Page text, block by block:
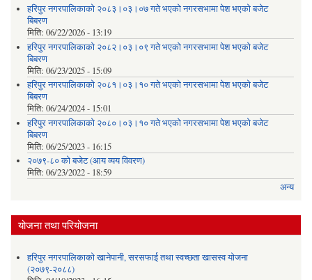
हरिपुर नगरपालिकाको २०८३।०३।०७ गते भएको नगरसभामा पेश भएको बजेट
बिबरण
मिति: 06/22/2026 - 13:19
हरिपुर नगरपालिकाको २०८२।०३।०९ गते भएको नगरसभामा पेश भएको बजेट
बिबरण
मिति: 06/23/2025 - 15:09
हरिपुर नगरपालिकाको २०८१।०३।१० गते भएको नगरसभामा पेश भएको बजेट
बिबरण
मिति: 06/24/2024 - 15:01
हरिपुर नगरपालिकाको २०८०।०३।१० गते भएको नगरसभामा पेश भएको बजेट
बिबरण
मिति: 06/25/2023 - 16:15
२०७९-८० को बजेट (आय व्यय विवरण)
मिति: 06/23/2022 - 18:59
अन्य
योजना तथा परियोजना
हरिपुर नगरपालिकाको खानेपानी, सरसफाई तथा स्वच्छता खासस्व योजना
(२०७९-२०८८)